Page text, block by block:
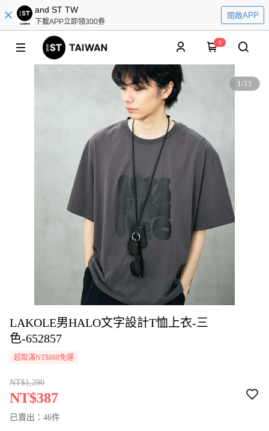
and ST TW
下載APP立即領300券
開啟APP
0
1/11
LAKOLE男HALO文字設計T恤上衣-三
色-652857
超取滿NT$888免運
NT$1,290
NT$387
已賣出：46件